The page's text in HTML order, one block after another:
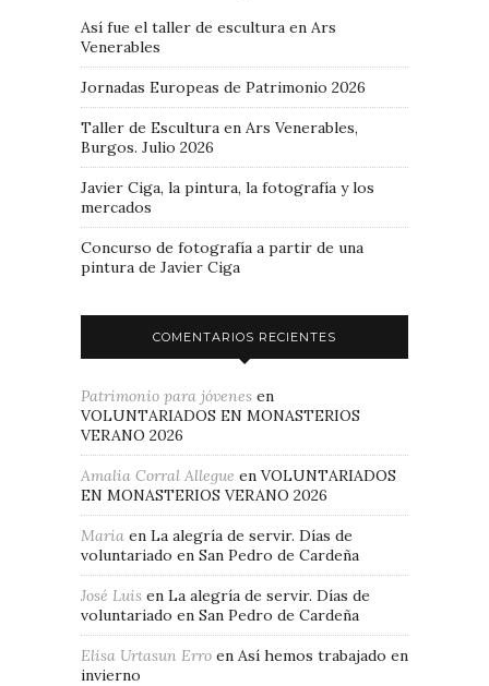
Así fue el taller de escultura en Ars
Venerables
Jornadas Europeas de Patrimonio 2026
Taller de Escultura en Ars Venerables,
Burgos. Julio 2026
Javier Ciga, la pintura, la fotografía y los
mercados
Concurso de fotografía a partir de una
pintura de Javier Ciga
COMENTARIOS RECIENTES
Patrimonio para jóvenes en
VOLUNTARIADOS EN MONASTERIOS
VERANO 2026
Amalia Corral Allegue en VOLUNTARIADOS
EN MONASTERIOS VERANO 2026
Maria en La alegría de servir. Días de
voluntariado en San Pedro de Cardeña
José Luis en La alegría de servir. Días de
voluntariado en San Pedro de Cardeña
Elisa Urtasun Erro en Así hemos trabajado en
invierno